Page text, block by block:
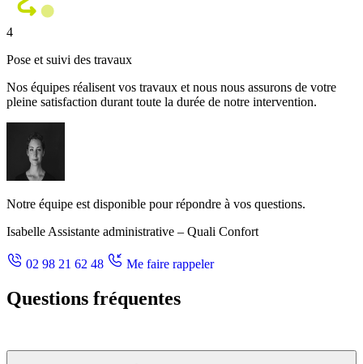
4
Pose et suivi des travaux
Nos équipes réalisent vos travaux et nous nous assurons de votre
pleine satisfaction durant toute la durée de notre intervention.
Notre équipe est disponible pour répondre à vos questions.
Isabelle Assistante administrative – Quali Confort
02 98 21 62 48 Me faire rappeler
Questions fréquentes